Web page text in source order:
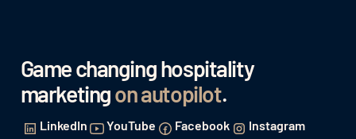
Game changing hospitality
marketingon autopilot.
LinkedIn YouTube Facebook Instagram